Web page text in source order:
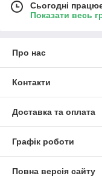
Сьогодні
Показати весь
Про нас
Контакти
Доставка та оплата
Графік роботи
Повна версія сайту